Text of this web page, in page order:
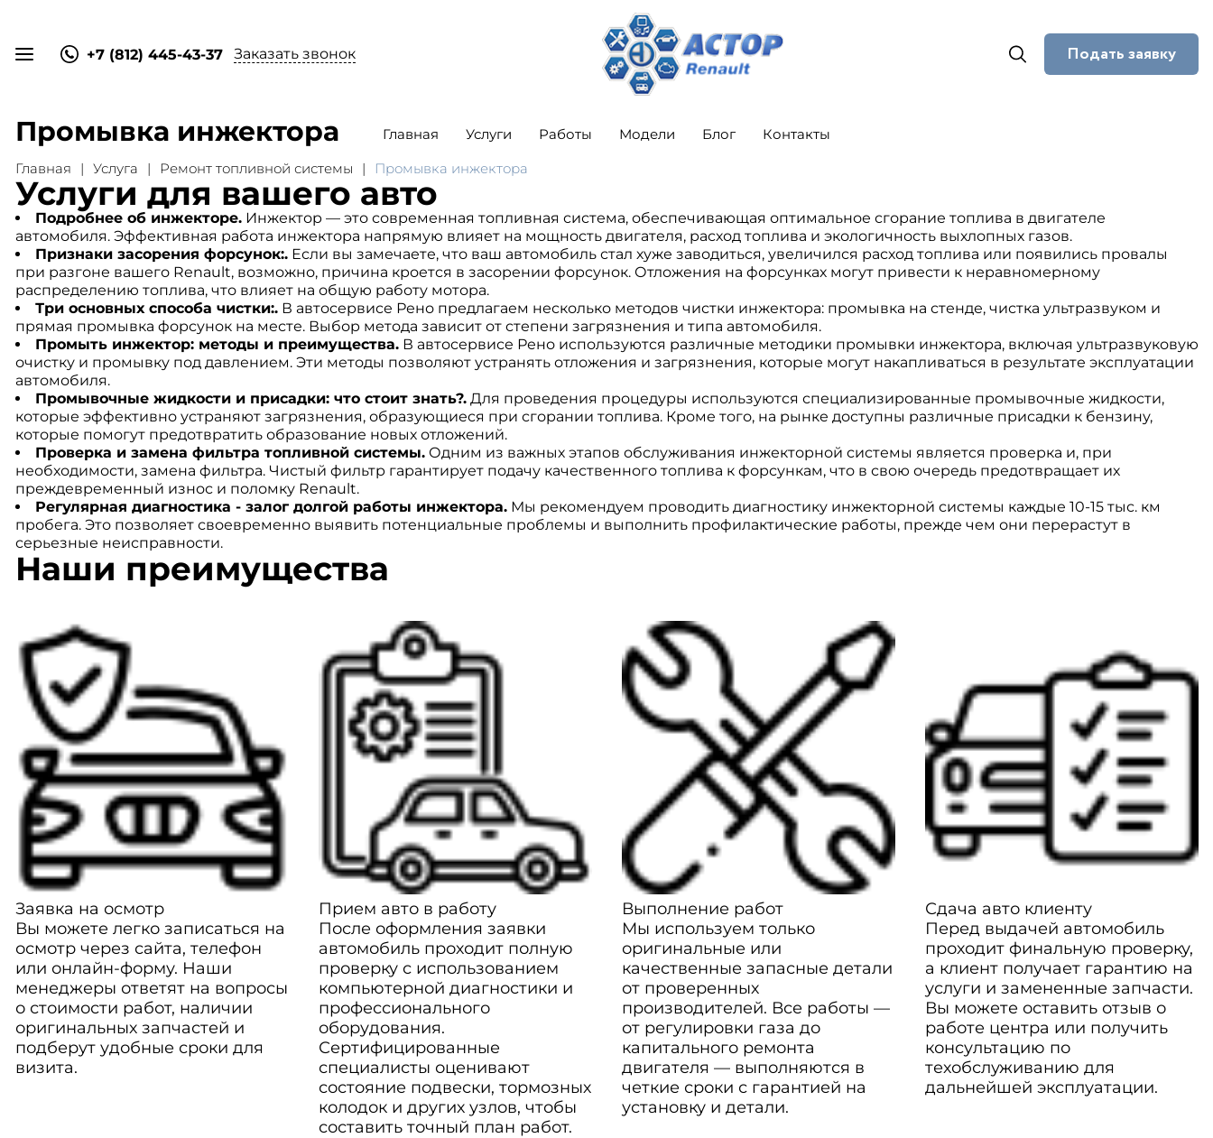
+7 (812) 445-43-37 Заказать звонок Подать заявку
Главная Услуги Работы Модели Блог Контакты
Промывка инжектора
Главная Услуга Ремонт топливной системы Промывка инжектора
Услуги для вашего авто
Подробнее об инжекторе.Инжектор — это современная топливная система, обеспечивающая оптимальное сгорание топлива в двигателе
автомобиля. Эффективная работа инжектора напрямую влияет на мощность двигателя, расход топлива и экологичность выхлопных газов.
Признаки засорения форсунок:.Если вы замечаете, что ваш автомобиль стал хуже заводиться, увеличился расход топлива или появились провалы
при разгоне вашего Renault, возможно, причина кроется в засорении форсунок. Отложения на форсунках могут привести к неравномерному
распределению топлива, что влияет на общую работу мотора.
Три основных способа чистки:.В автосервисе Рено предлагаем несколько методов чистки инжектора: промывка на стенде, чистка ультразвуком и
прямая промывка форсунок на месте. Выбор метода зависит от степени загрязнения и типа автомобиля.
Промыть инжектор: методы и преимущества.В автосервисе Рено используются различные методики промывки инжектора, включая ультразвуковую
очистку и промывку под давлением. Эти методы позволяют устранять отложения и загрязнения, которые могут накапливаться в результате эксплуатации
автомобиля.
Промывочные жидкости и присадки: что стоит знать?.Для проведения процедуры используются специализированные промывочные жидкости,
которые эффективно устраняют загрязнения, образующиеся при сгорании топлива. Кроме того, на рынке доступны различные присадки к бензину,
которые помогут предотвратить образование новых отложений.
Проверка и замена фильтра топливной системы.Одним из важных этапов обслуживания инжекторной системы является проверка и, при
необходимости, замена фильтра. Чистый фильтр гарантирует подачу качественного топлива к форсункам, что в свою очередь предотвращает их
преждевременный износ и поломку Renault.
Регулярная диагностика - залог долгой работы инжектора.Мы рекомендуем проводить диагностику инжекторной системы каждые 10-15 тыс. км
пробега. Это позволяет своевременно выявить потенциальные проблемы и выполнить профилактические работы, прежде чем они перерастут в
серьезные неисправности.
Наши преимущества
Заявка на осмотр
Вы можете легко записаться на
осмотр через сайта, телефон
или онлайн-форму. Наши
менеджеры ответят на вопросы
о стоимости работ, наличии
оригинальных запчастей и
подберут удобные сроки для
визита.
Прием авто в работу
После оформления заявки
автомобиль проходит полную
проверку с использованием
компьютерной диагностики и
профессионального
оборудования.
Сертифицированные
специалисты оценивают
состояние подвески, тормозных
колодок и других узлов, чтобы
составить точный план работ.
Выполнение работ
Мы используем только
оригинальные или
качественные запасные детали
от проверенных
производителей. Все работы —
от регулировки газа до
капитального ремонта
двигателя — выполняются в
четкие сроки с гарантией на
установку и детали.
Сдача авто клиенту
Перед выдачей автомобиль
проходит финальную проверку,
а клиент получает гарантию на
услуги и замененные запчасти.
Вы можете оставить отзыв о
работе центра или получить
консультацию по
техобслуживанию для
дальнейшей эксплуатации.